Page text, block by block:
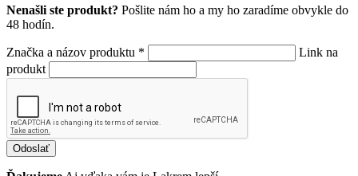
Nenašli ste produkt? Pošlite nám ho a my ho zaradíme obvykle do
48 hodín.
Značka a názov produktu *
Link na
produkt
Odoslať